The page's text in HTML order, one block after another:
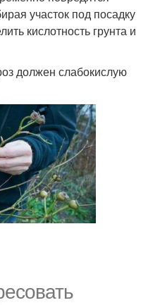
участок под посадку
кислотность грунта и
должен слабокислую